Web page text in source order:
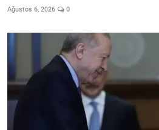
Ağustos 6, 2026 0